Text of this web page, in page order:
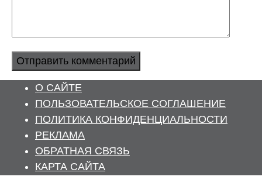
О САЙТЕ
ПОЛЬЗОВАТЕЛЬСКОЕ СОГЛАШЕНИЕ
ПОЛИТИКА КОНФИДЕНЦИАЛЬНОСТИ
РЕКЛАМА
ОБРАТНАЯ СВЯЗЬ
КАРТА САЙТА